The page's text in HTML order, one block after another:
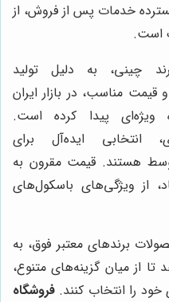
خدمات پس از فروش، از
است.
چینی، به دلیل تولید
مناسب، در بازار ایران
ویژه‌ای پیدا کرده است.
انتخابی ایده‌آل برای
هستند. قیمت مقرون به
از ویژگی‌های باسکول‌های
برندهای معتبر فوق، به
از میان گزینه‌های متنوع،
را انتخاب کنند. فروشگاه